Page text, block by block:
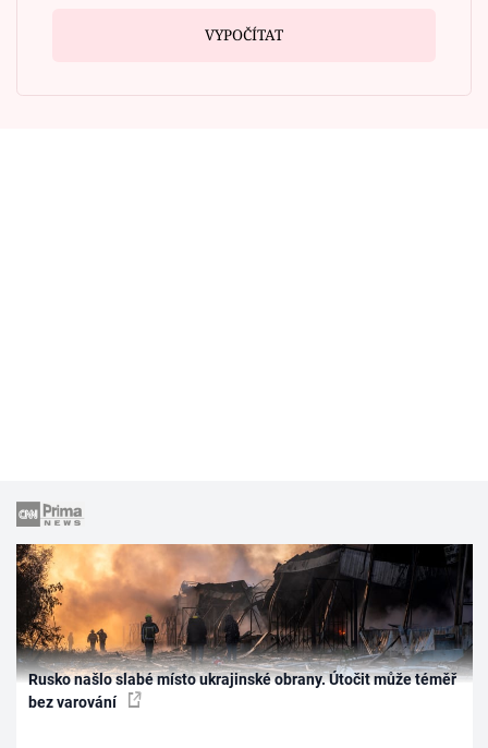
VYPOČÍTAT
Rusko našlo slabé místo ukrajinské obrany. Útočit může téměř
bez varování